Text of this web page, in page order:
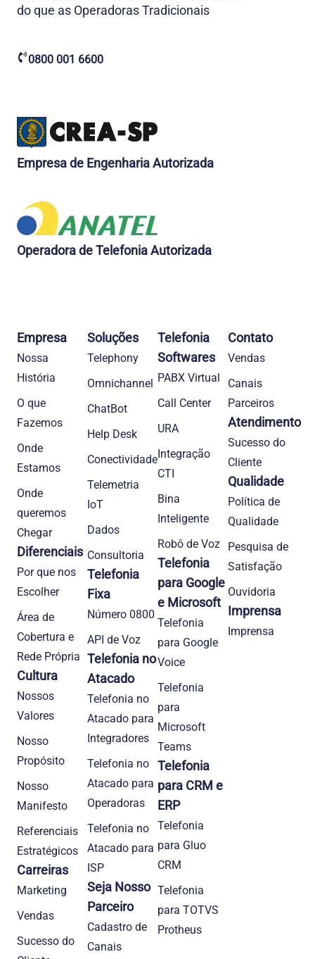
do que as Operadoras Tradicionais
0800 001 6600
Empresa de Engenharia Autorizada
Operadora de Telefonia Autorizada
Empresa
Nossa
História
O que
Fazemos
Onde
Estamos
Onde
queremos
Chegar
Diferenciais
Por que nos
Escolher
Área de
Cobertura e
Rede Própria
Cultura
Nossos
Valores
Nosso
Propósito
Nosso
Manifesto
Referenciais
Estratégicos
Carreiras
Marketing
Vendas
Sucesso do
Soluções
Telephony
Omnichannel
ChatBot
Help Desk
Conectividade
Telemetria
IoT
Dados
Consultoria
Telefonia
Fixa
Número 0800
API de Voz
Telefonia no
Atacado
Telefonia no
Atacado para
Integradores
Telefonia no
Atacado para
Operadoras
Telefonia no
Atacado para
ISP
Seja Nosso
Parceiro
Cadastro de
Canais
Telefonia
Softwares
PABX Virtual
Call Center
URA
Integração
CTI
Bina
Inteligente
Robô de Voz
Telefonia
para Google
e Microsoft
Telefonia
para Google
Voice
Telefonia
para
Microsoft
Teams
Telefonia
para CRM e
ERP
Telefonia
para Gluo
CRM
Telefonia
para TOTVS
Protheus
Contato
Vendas
Canais
Parceiros
Atendimento
Sucesso do
Cliente
Qualidade
Política de
Qualidade
Pesquisa de
Satisfação
Ouvidoria
Imprensa
Imprensa